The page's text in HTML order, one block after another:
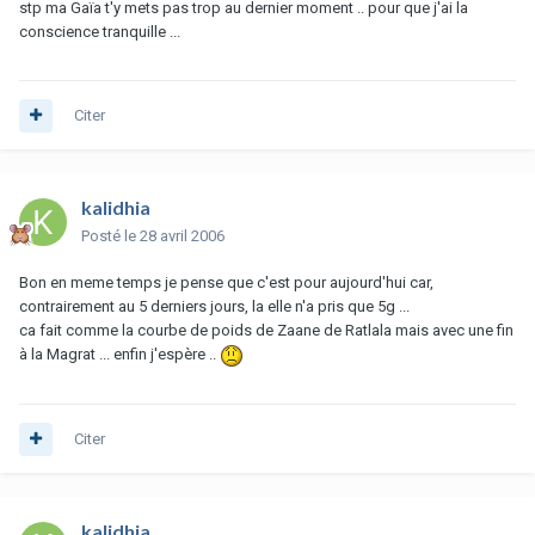
stp ma Gaïa t'y mets pas trop au dernier moment .. pour que j'ai la
conscience tranquille ...
Citer
kalidhia
Posté le 28 avril 2006
Bon en meme temps je pense que c'est pour aujourd'hui car,
contrairement au 5 derniers jours, la elle n'a pris que 5g ...
ca fait comme la courbe de poids de Zaane de Ratlala mais avec une fin
à la Magrat ... enfin j'espère ..
Citer